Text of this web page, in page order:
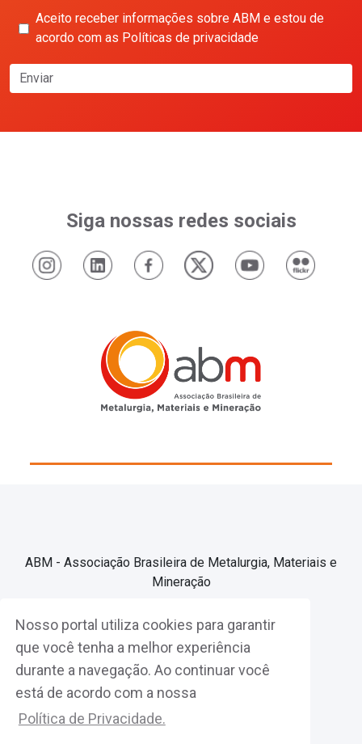
Nosso portal utiliza cookies para garantir
que você tenha a melhor experiência
durante a navegação. Ao continuar você
está de acordo com a nossa
Política de Privacidade.
Aceito receber informações sobre ABM e estou de
acordo com as Políticas de privacidade
Enviar
Siga nossas redes sociais
ABM - Associação Brasileira de Metalurgia, Materiais e
Mineração
Associe-se
Fazer Login